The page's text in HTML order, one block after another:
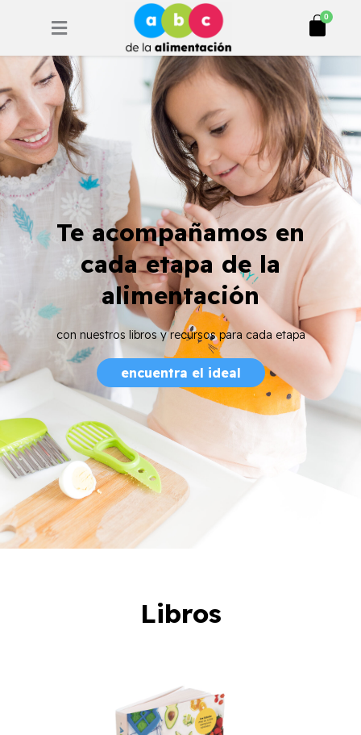
0
Cart
Te acompañamos en
cada etapa de la
alimentación
con nuestros libros y recursos para cada etapa
encuentra el ideal
Libros